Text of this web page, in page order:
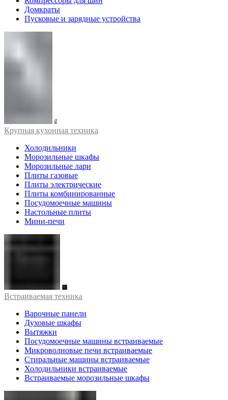
Домкраты
Пусковые и зарядные устройства
Крупная кухонная техника
Холодильники
Морозильные шкафы
Морозильные лари
Плиты газовые
Плиты электрические
Плиты комбинированные
Посудомоечные машины
Настольные плиты
Мини-печи
Встраиваемая техника
Варочные панели
Духовые шкафы
Вытяжки
Посудомоечные машины встраиваемые
Микроволновые печи встраиваемые
Стиральные машины встраиваемые
Холодильники встраиваемые
Встраиваемые морозильные шкафы